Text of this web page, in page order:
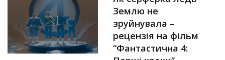
Землю не
зруйнувала –
рецензія на фільм
“Фантастична 4: